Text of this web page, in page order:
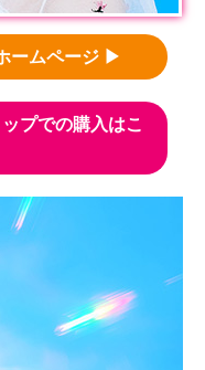
ームページ ▶
プでの購入はこ